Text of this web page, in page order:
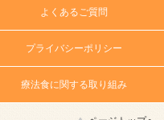
よくあるご質問
プライバシーポリシー
療法食に関する取り組み